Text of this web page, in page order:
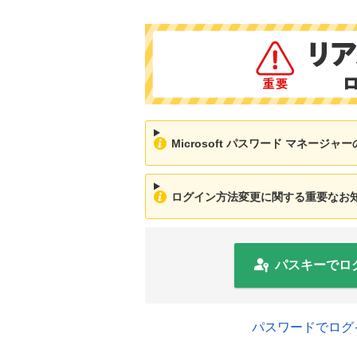
Microsoft パスワード マネージャー
ログイン方法変更に関する重要なお
パスキーでロ
パスワードでログ